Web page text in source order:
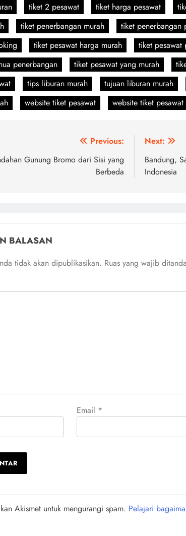
tiket 2 pesawat tiket harga pesawat
tiket penerbangan murah tiket penerbangan
tiket pesawat harga murah tiket pesawat
penerbangan
tiket pesawat yang murah
tips liburan murah tujuan liburan murah
website tiket pesawat website tiket pesawat
Previous:
Gunung Bromo dari Sisi yang
Berbeda
Next:
Bandung,
Indonesia
BALASAN
tidak akan dipublikasikan. Ruas yang wajib
Email *
Akismet untuk mengurangi spam. Pelajari